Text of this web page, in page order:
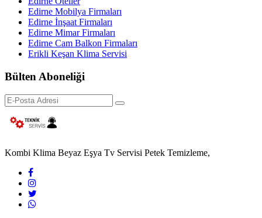
Edirne Mobilya Firmaları
Edirne İnşaat Firmaları
Edirne Mimar Firmaları
Edirne Cam Balkon Firmaları
Erikli Keşan Klima Servisi
Bülten Aboneliği
Kombi Klima Beyaz Eşya Tv Servisi Petek Temizleme,